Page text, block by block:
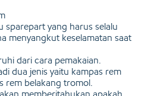
sparepart yang harus selalu
menyangkut keselamatan saat
dari cara pemakaian.
dua jenis yaitu kampas rem
rem belakang tromol.
memberitahukan apakah